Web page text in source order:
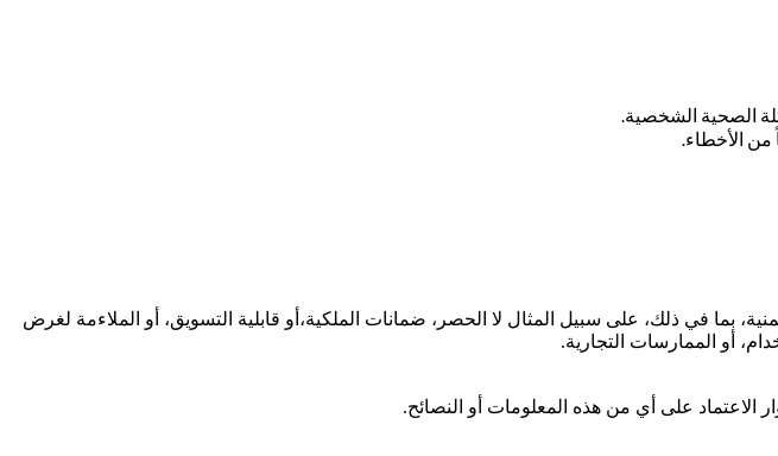
الصحية الشخصية.
من الأخطاء.
في ذلك، على سبيل المثال لا الحصر، ضمانات الملكية،أو قابلية التسويق، أو الملاءمة لغرض
أو الممارسات التجارية.
الاعتماد على أي من هذه المعلومات أو النصائح.